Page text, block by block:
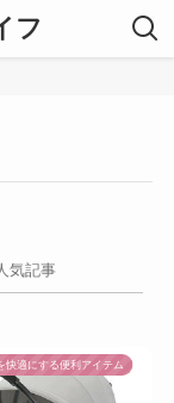
フ
気記事
快適にする便利アイテム